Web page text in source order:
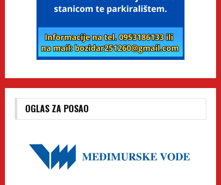
OGLAS ZA POSAO